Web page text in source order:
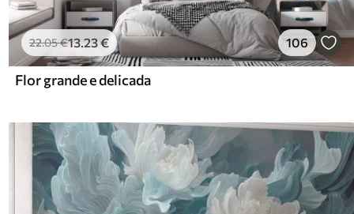
22.05€13.23€ 106
Flor grande e delicada